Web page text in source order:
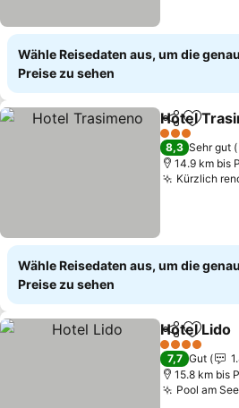
Wähle Reisedaten aus, um die
Preise zu sehen
TeilenZu
Hotel
3 Sterne
8,3 Sehr gut
14.9 km bis
Kürzlich
Wähle Reisedaten aus, um die
Preise zu sehen
TeilenZu
Hotel Lido
4 Sterne
7,7 Gut
15.8 km bis
Pool am